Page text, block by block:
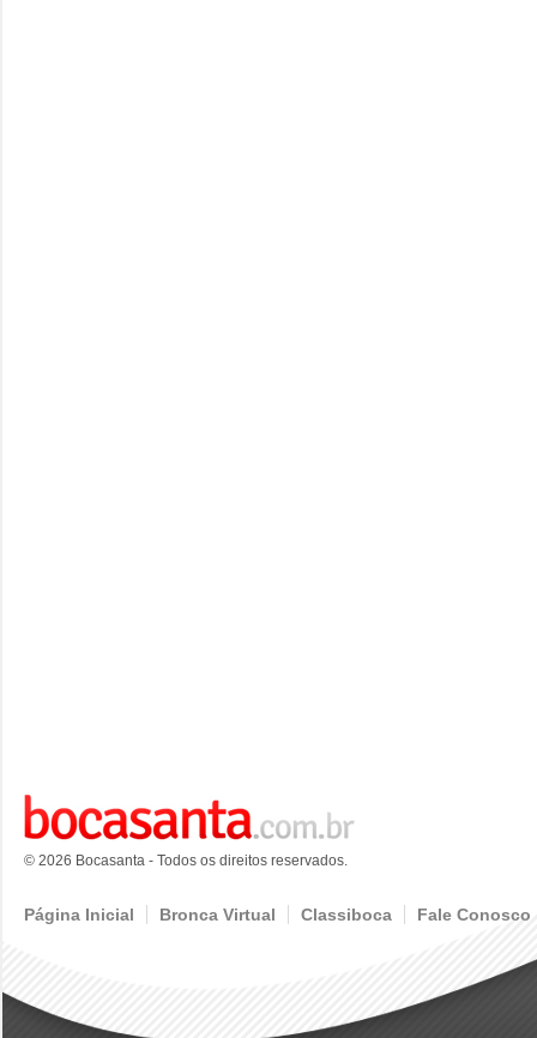
© 2026 Bocasanta - Todos os direitos reservados.
Página Inicial Bronca Virtual Classiboca Fale Conosco